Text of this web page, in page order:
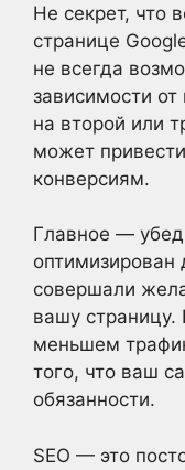
Не секрет, что
странице
не всегда
зависимости
на второй или
может
конверсиям.
Главное —
оптимизирован
совершали
вашу страницу.
меньшем
того, что ваш
обязанности.
SEO — это